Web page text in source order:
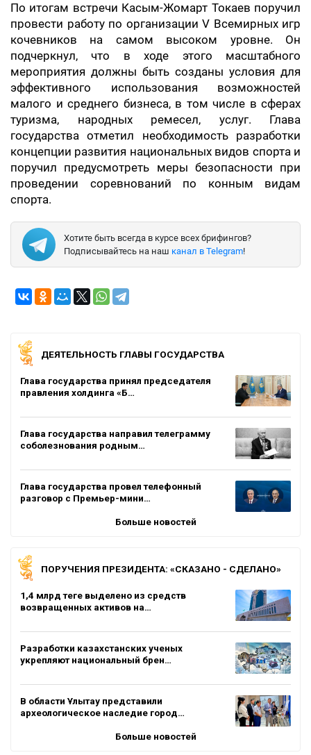
По итогам встречи Касым-Жомарт Токаев поручил
провести работу по организации V Всемирных игр
кочевников на самом высоком уровне. Он
подчеркнул, что в ходе этого масштабного
мероприятия должны быть созданы условия для
эффективного использования возможностей
малого и среднего бизнеса, в том числе в сферах
туризма, народных ремесел, услуг. Глава
государства отметил необходимость разработки
концепции развития национальных видов спорта и
поручил предусмотреть меры безопасности при
проведении соревнований по конным видам
спорта.
Хотите быть всегда в курсе всех брифингов?
Подписывайтесь на наш канал в Telegram!
ДЕЯТЕЛЬНОСТЬ ГЛАВЫ ГОСУДАРСТВА
Глава государства принял председателя
правления холдинга «Б…
Глава государства направил телеграмму
соболезнования родным…
Глава государства провел телефонный
разговор с Премьер-мини…
Больше новостей
ПОРУЧЕНИЯ ПРЕЗИДЕНТА: «СКАЗАНО - СДЕЛАНО»
1,4 млрд теңге выделено из средств
возвращенных активов на…
Разработки казахстанских ученых
укрепляют национальный брен…
В области Ұлытау представили
археологическое наследие город…
Больше новостей